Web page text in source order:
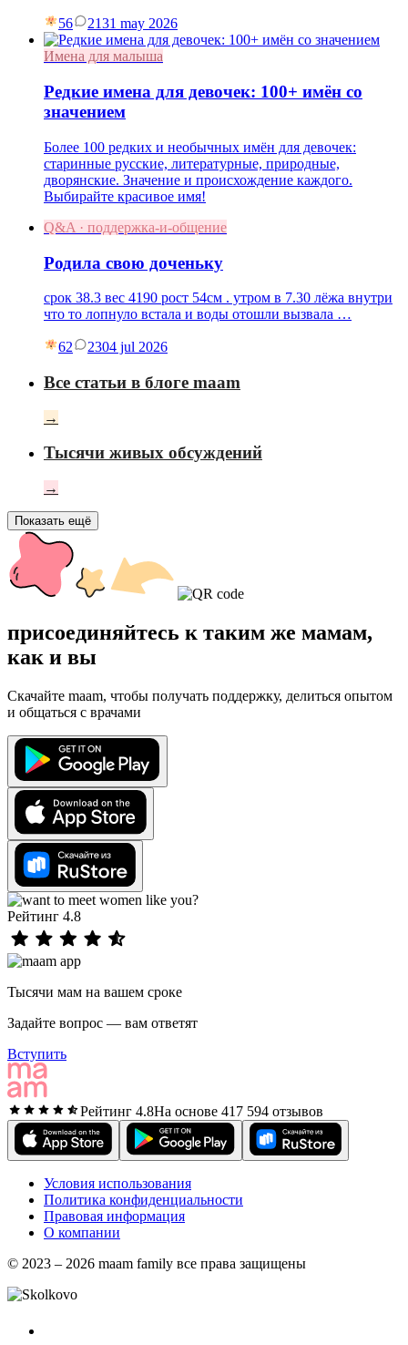
56 2131 may 2026
Имена для малыша
Редкие имена для девочек: 100+ имён со
значением
Более 100 редких и необычных имён для девочек:
старинные русские, литературные, природные,
дворянские. Значение и происхождение каждого.
Выбирайте красивое имя!
Q&A · поддержка-и-общение
Родила свою доченьку
срок 38.3 вес 4190 рост 54см . утром в 7.30 лёжа внутри
что то лопнуло встала и воды отошли вызвала …
62 2304 jul 2026
Все статьи в блоге maam
→
Тысячи живых обсуждений
→
Показать ещё
присоединяйтесь к таким же мамам,
как и вы
Скачайте maam, чтобы получать поддержку, делиться опытом
и общаться с врачами
Рейтинг 4.8
Тысячи мам на вашем сроке
Задайте вопрос — вам ответят
Вступить
Рейтинг 4.8На основе 417 594 отзывов
Условия использования
Политика конфиденциальности
Правовая информация
О компании
© 2023 – 2026 maam family все права защищены